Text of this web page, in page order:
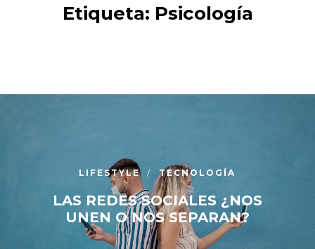
Etiqueta: Psicología
LIFESTYLE TECNOLOGÍA
LAS REDES SOCIALES ¿NOS
UNEN O NOS SEPARAN?